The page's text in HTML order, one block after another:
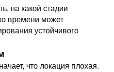
на какой стадии
времени может
устойчивого
что локация плохая.